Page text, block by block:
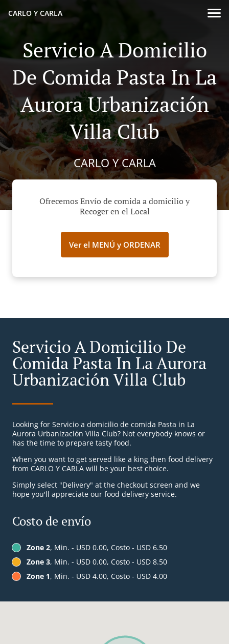
CARLO Y CARLA
Servicio A Domicilio
De Comida Pasta In La
Aurora Urbanización
Villa Club
CARLO Y CARLA
Ofrecemos Envío de comida a domicilio y
Recoger en el Local
Ver el MENÚ y ORDENAR
Servicio A Domicilio De
Comida Pasta In La Aurora
Urbanización Villa Club
Looking for Servicio a domicilio de comida Pasta in La
Aurora Urbanización Villa Club? Not everybody knows or
has the time to prepare tasty food.
When you want to get served like a king then food delivery
from CARLO Y CARLA will be your best choice.
Simply select "Delivery" at the checkout screen and we
hope you'll appreciate our food delivery service.
Costo de envío
Zone 2, Min. - USD 0.00, Costo - USD 6.50
Zone 3, Min. - USD 0.00, Costo - USD 8.50
Zone 1, Min. - USD 4.00, Costo - USD 4.00